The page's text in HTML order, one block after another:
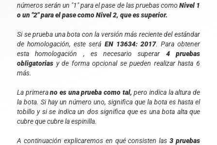
números serán un "1" para el pase de las pruebas como Nivel 1
o un "2" para el pase como Nivel 2, que es superior.
Si se prueba una bota con la versión más reciente del estándar
de homologación, este será EN 13634: 2017. Para obtener
esta homologación , es necesario superar 4 pruebas
obligatorias y de forma opcional se pueden realizar hasta 6
más.
La primerano es una prueba como tal, pero indica la altura de
la bota. Si hay un número uno, significa que la bota es hasta el
tobillo y si se indica un dos significa que es una bota alta que
cubre que cubre la espinilla.
A continuación explicaremos en qué consisten las3 pruebas